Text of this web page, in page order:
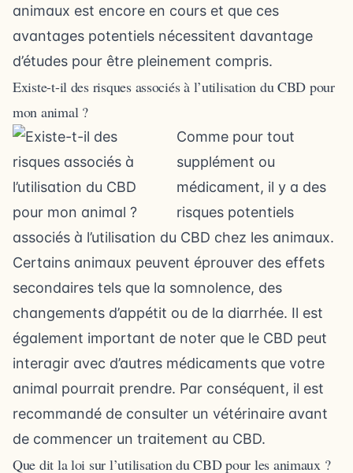
animaux est encore en cours et que ces
avantages potentiels nécessitent davantage
d’études pour être pleinement compris.
Existe-t-il des risques associés à l’utilisation du CBD pour
mon animal ?
Comme pour tout
supplément ou
médicament, il y a des
risques potentiels
associés à l’utilisation du CBD chez les animaux.
Certains animaux peuvent éprouver des effets
secondaires tels que la somnolence, des
changements d’appétit ou de la diarrhée. Il est
également important de noter que le CBD peut
interagir avec d’autres médicaments que votre
animal pourrait prendre. Par conséquent, il est
recommandé de consulter un vétérinaire avant
de commencer un traitement au CBD.
Que dit la loi sur l’utilisation du CBD pour les animaux ?